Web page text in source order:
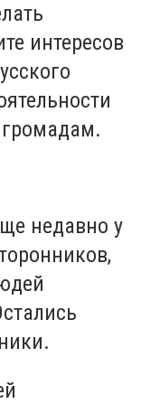
интересов
недавно у